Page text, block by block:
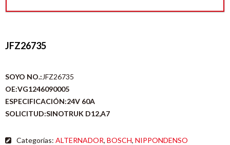
JFZ26735
SOYO NO.:JFZ26735
OE:VG1246090005
ESPECIFICACIÓN:24V 60A
SOLICITUD:SINOTRUK D12,A7
Categorías: ALTERNADOR, BOSCH, NIPPONDENSO